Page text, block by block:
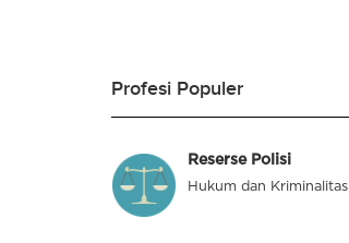
Profesi Populer
Reserse Polisi
Hukum dan Kriminalitas